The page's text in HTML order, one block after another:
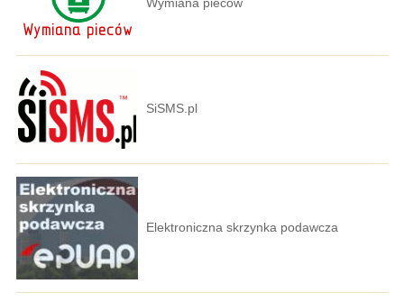
SiSMS.pl
Elektroniczna skrzynka podawcza